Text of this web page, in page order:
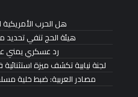
هل الحرب الأمريكية
هيئة الحج تنفي تحديد
رد عسكري يمني
لجنة نيابية تكشف ميزة
مصادر العربية: ضبط خلية